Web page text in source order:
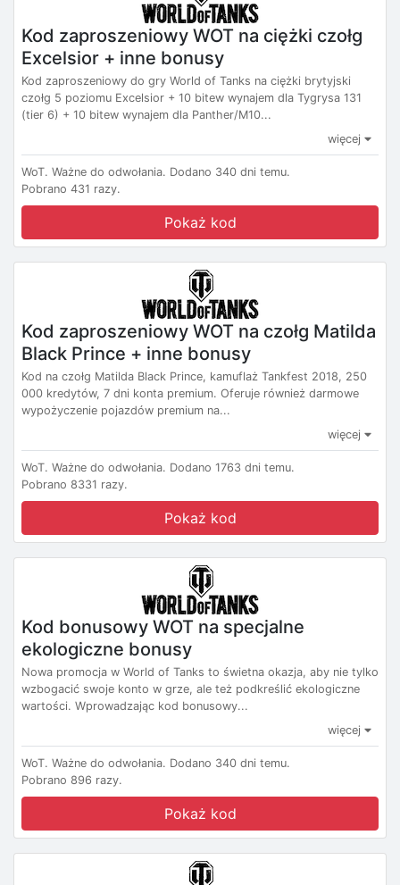
Kod zaproszeniowy WOT na ciężki czołg
Excelsior + inne bonusy
Kod zaproszeniowy do gry World of Tanks na ciężki brytyjski
czołg 5 poziomu Excelsior + 10 bitew wynajem dla Tygrysa 131
(tier 6) + 10 bitew wynajem dla Panther/M10...
więcej
WoT. Ważne do odwołania. Dodano 340 dni temu.
Pobrano 431 razy.
Pokaż kod
Kod zaproszeniowy WOT na czołg Matilda
Black Prince + inne bonusy
Kod na czołg Matilda Black Prince, kamuflaż Tankfest 2018, 250
000 kredytów, 7 dni konta premium. Oferuje również darmowe
wypożyczenie pojazdów premium na...
więcej
WoT. Ważne do odwołania. Dodano 1763 dni temu.
Pobrano 8331 razy.
Pokaż kod
Kod bonusowy WOT na specjalne
ekologiczne bonusy
Nowa promocja w World of Tanks to świetna okazja, aby nie tylko
wzbogacić swoje konto w grze, ale też podkreślić ekologiczne
wartości. Wprowadzając kod bonusowy...
więcej
WoT. Ważne do odwołania. Dodano 340 dni temu.
Pobrano 896 razy.
Pokaż kod